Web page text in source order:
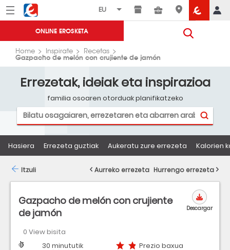
Menú Eroski
ONLINE EROSKETA
Home Inspirate Recetas
Gazpacho de melón con crujiente de jamón
Errezetak, ideiak eta inspirazioa
familia osoaren otorduak planifikatzeko
Hasiera Errezeta guztiak Aukeratu zure errezeta Kalorien
Gazpacho de melón con crujiente
de jamón
0 View bisita
Zailtasuna
Denbora 30 minututik
Prezio baxua Prezio baxua
Descargar
Itzuli Aurreko errezeta Hurrengo errezeta